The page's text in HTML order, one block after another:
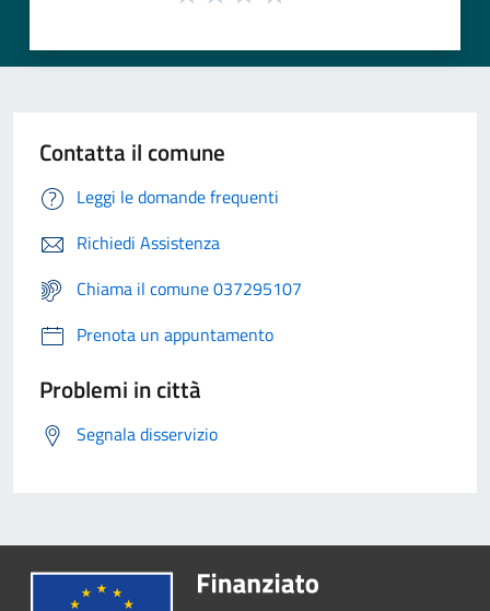
Contatta il comune
Leggi le domande frequenti
Richiedi Assistenza
Chiama il comune 037295107
Prenota un appuntamento
Problemi in città
Segnala disservizio